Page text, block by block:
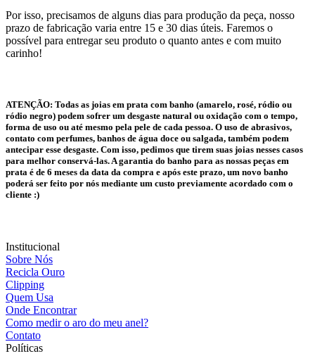
Por isso, precisamos de alguns dias para produção da peça, nosso
prazo de fabricação varia entre 15 e 30 dias úteis. Faremos o
possível para entregar seu produto o quanto antes e com muito
carinho!
ATENÇÃO: Todas as joias em prata com banho (amarelo, rosé, ródio ou
ródio negro) podem sofrer um desgaste natural ou oxidação com o tempo,
forma de uso ou até mesmo pela pele de cada pessoa. O uso de abrasivos,
contato com perfumes, banhos de água doce ou salgada, também podem
antecipar esse desgaste. Com isso, pedimos que tirem suas joias nesses casos
para melhor conservá-las. A garantia do banho para as nossas peças em
prata é de 6 meses da data da compra e após este prazo, um novo banho
poderá ser feito por nós mediante um custo previamente acordado com o
cliente :)
Institucional
Sobre Nós
Recicla Ouro
Clipping
Quem Usa
Onde Encontrar
Como medir o aro do meu anel?
Contato
Políticas